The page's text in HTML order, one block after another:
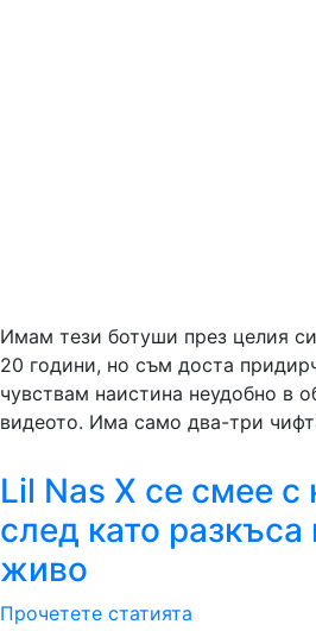
Имам тези ботуши през целия
20 години, но съм доста
чувствам наистина неудобно в
видеото. Има само два-три
Lil Nas X се смее с
след като разкъса
живо
Прочетете статията